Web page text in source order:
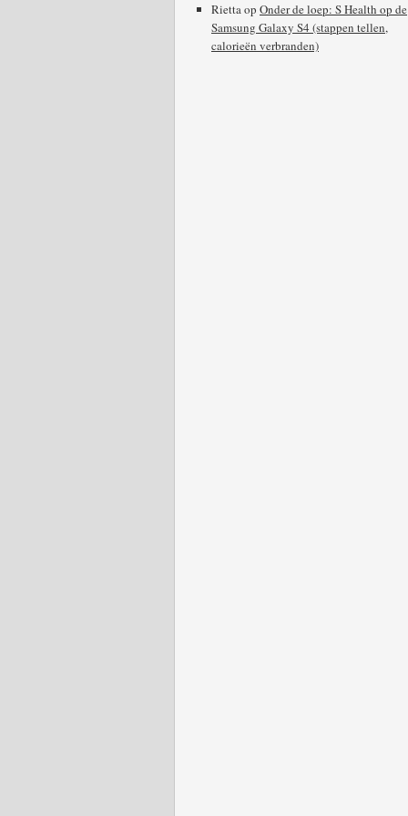
Riettaop Onder de loep: S Health op de
Samsung Galaxy S4 (stappen tellen,
calorieën verbranden)